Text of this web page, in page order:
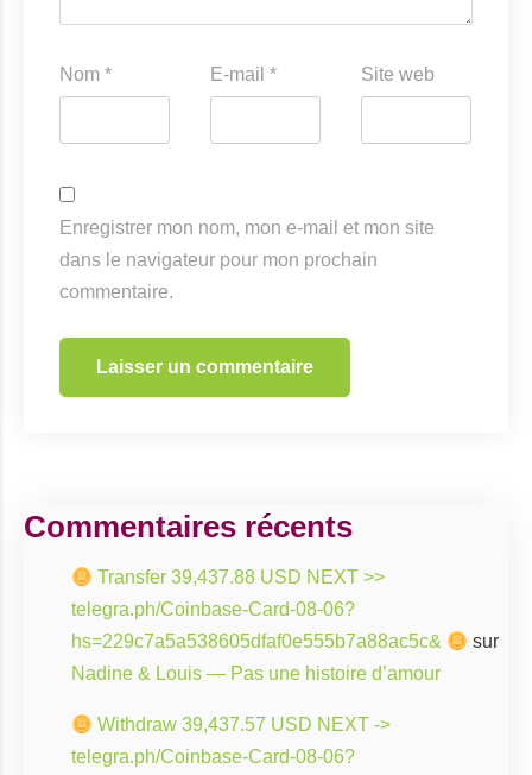
Nom * E-mail * Site web
Enregistrer mon nom, mon e-mail et mon site
dans le navigateur pour mon prochain
commentaire.
Commentaires récents
Transfer 39,437.88 USD NEXT >>
telegra.ph/Coinbase-Card-08-06?
hs=229c7a5a538605dfaf0e555b7a88ac5c&
sur
Nadine & Louis — Pas une histoire d’amour
Withdraw 39,437.57 USD NEXT ->
telegra.ph/Coinbase-Card-08-06?